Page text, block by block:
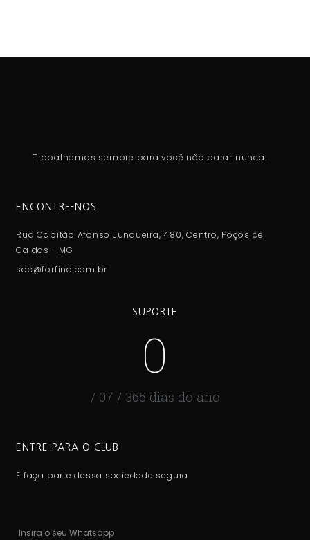
Trabalhamos sempre para você não parar nunca.
ENCONTRE-NOS
Rua Capitão Afonso Junqueira, 480, Centro, Poços de
Caldas - MG
sac@forfind.com.br
SUPORTE
0
/ 07 / 365 dias do ano
ENTRE PARA O CLUB
E faça parte dessa sociedade segura